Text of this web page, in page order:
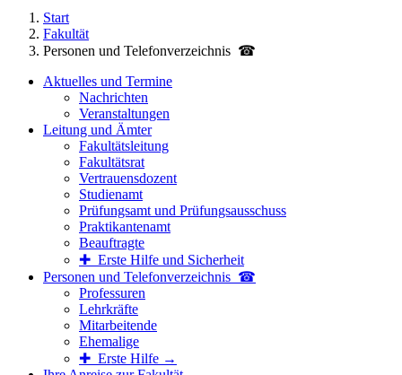
Start
Fakultät
Personen und Telefon­verzeichnis ☎
Aktuelles und Termine
Nachrichten
Veranstaltungen
Leitung und Ämter
Fakultätsleitung
Fakultätsrat
Vertrauensdozent
Studienamt
Prüfungsamt und Prüfungsausschuss
Praktikantenamt
Beauftragte
✚ Erste Hilfe und Sicherheit
Personen und Telefon­verzeichnis ☎
Professuren
Lehrkräfte
Mitarbeitende
Ehemalige
✚ Erste Hilfe →